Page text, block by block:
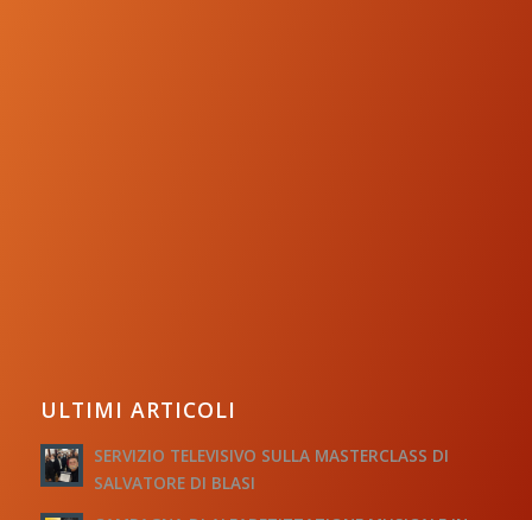
ULTIMI ARTICOLI
SERVIZIO TELEVISIVO SULLA MASTERCLASS DI
SALVATORE DI BLASI